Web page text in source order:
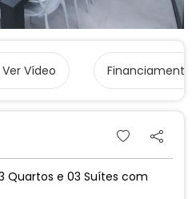
Ver Vídeo Financiamento
Quartos e 03 Suítes com